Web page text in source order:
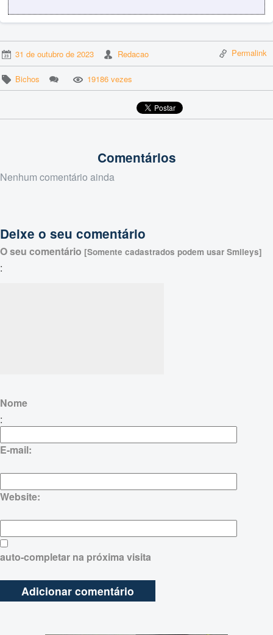
31 de outubro de 2023 Redacao Permalink
Bichos 19186 vezes
Comentários
Nenhum comentário ainda
Deixe o seu comentário
O seu comentário [Somente cadastrados podem usar Smileys]
:
Nome
:
E-mail:
Website:
auto-completar na próxima visita